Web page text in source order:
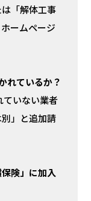
「解体工事
ームページ
れているか？
ていない業者
」と追加請
険」に加入